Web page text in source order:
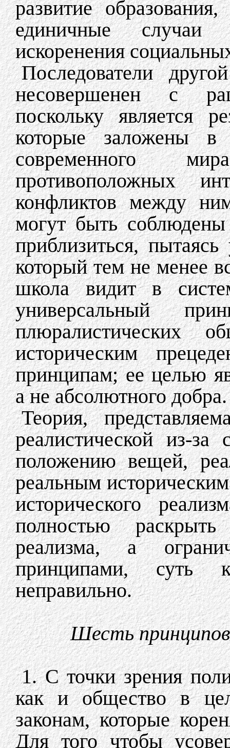
развитие
единичные случаи
искоренения
Последователи
несовершенен с
поскольку является
которые заложены в
современного
противоположных
конфликтов между
могут быть
приблизиться, пытаясь
который тем не менее
школа видит в
универсальный
плюралистических
историческим
принципам; ее целью
а не абсолютного добра.
Теория,
реалистической из-за
положению вещей,
реальным
исторического
полностью
реализма, а
принципами, суть
неправильно.
Шесть принципов
1. С точки зрения
как и общество в
законам, которые
Для того чтобы